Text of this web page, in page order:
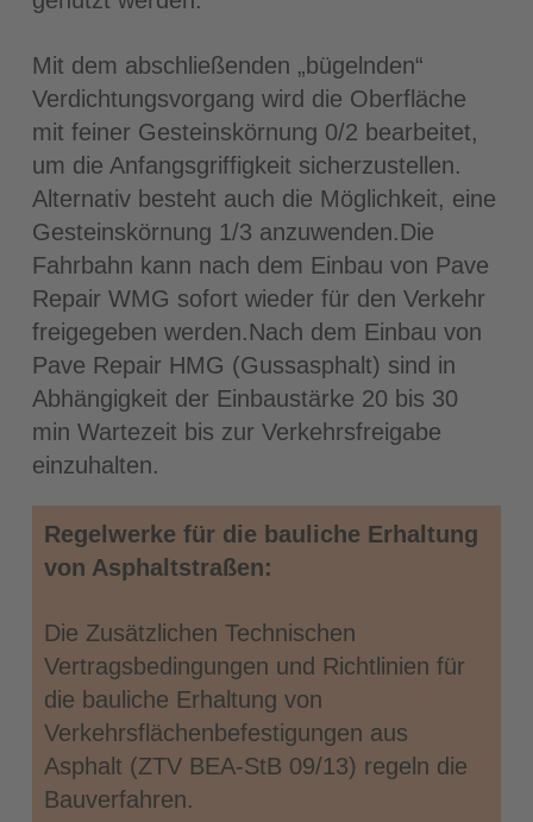
Mit dem abschließenden „bügelnden“
Verdichtungsvorgang wird die Oberfläche
mit feiner Gesteinskörnung 0/2 bearbeitet,
um die Anfangsgriffigkeit sicherzustellen.
Alternativ besteht auch die Möglichkeit, eine
Gesteinskörnung 1/3 anzuwenden.Die
Fahrbahn kann nach dem Einbau von Pave
Repair WMG sofort wieder für den Verkehr
freigegeben werden.Nach dem Einbau von
Pave Repair HMG (Gussasphalt) sind in
Abhängigkeit der Einbaustärke 20 bis 30
min Wartezeit bis zur Verkehrsfreigabe
einzuhalten.
Regelwerke für die bauliche Erhaltung
von Asphaltstraßen:
Die Zusätzlichen Technischen
Vertragsbedingungen und Richtlinien für
die bauliche Erhaltung von
Verkehrsflächenbefestigungen aus
Asphalt (ZTV BEA-StB 09/13) regeln die
Bauverfahren.